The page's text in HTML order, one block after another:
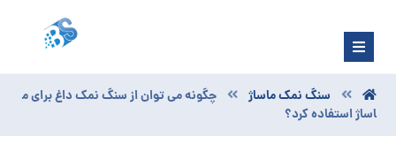
سنگ نمک ماساژ
چگونه می ‌توان از سنگ نمک داغ برای م
اساژ استفاده کرد؟